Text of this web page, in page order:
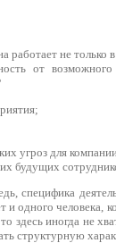
не только
от
угроз для
будущих
специфика
и одного человека,
здесь иногда не
структурную